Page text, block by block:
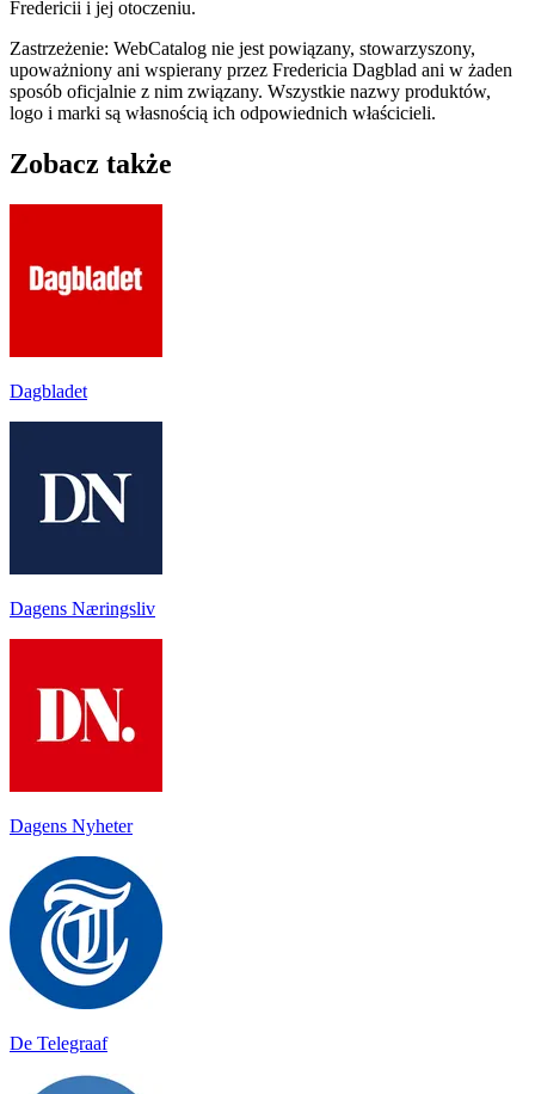
Fredericii i jej otoczeniu.
Zastrzeżenie: WebCatalog nie jest powiązany, stowarzyszony,
upoważniony ani wspierany przez Fredericia Dagblad ani w żaden
sposób oficjalnie z nim związany. Wszystkie nazwy produktów,
logo i marki są własnością ich odpowiednich właścicieli.
Zobacz także
Dagbladet
Dagens Næringsliv
Dagens Nyheter
De Telegraaf